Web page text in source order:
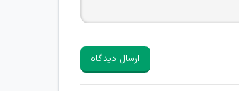
ارسال دیدگاه